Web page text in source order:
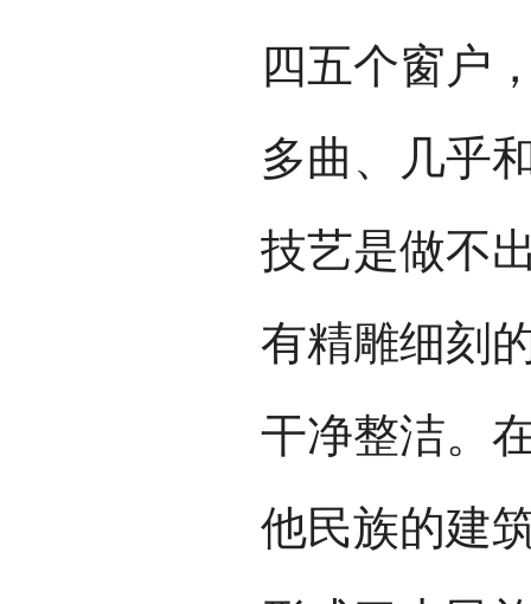
四五个窗户
多曲、几乎
技艺是做不
有精雕细刻
干净整洁。
他民族的建